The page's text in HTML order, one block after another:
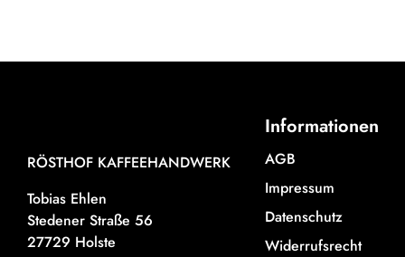
RÖSTHOF KAFFEEHANDWERK
Tobias Ehlen
Stedener Straße 56
27729 Holste
Informationen
AGB
Impressum
Datenschutz
Widerrufsrecht